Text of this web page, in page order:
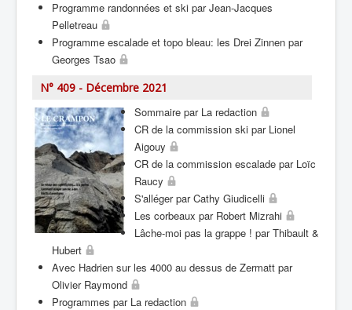
Programme randonnées et ski par Jean-Jacques
Pelletreau
Programme escalade et topo bleau: les Drei Zinnen par
Georges Tsao
N° 409 - Décembre 2021
Sommaire par La redaction
CR de la commission ski par Lionel
Aigouy
CR de la commission escalade par Loïc
Raucy
S'alléger par Cathy Giudicelli
Les corbeaux par Robert Mizrahi
Lâche-moi pas la grappe ! par Thibault &
Hubert
Avec Hadrien sur les 4000 au dessus de Zermatt par
Olivier Raymond
Programmes par La redaction